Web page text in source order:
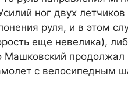
ног двух
руля, и в этом
еще невелика),
Машковский продолжал
с велосипедным